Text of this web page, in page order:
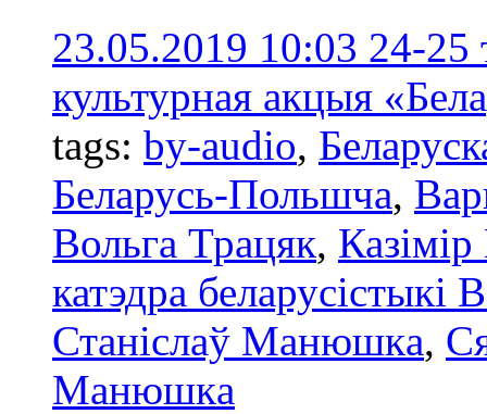
23.05.2019 10:03 24-25
культурная акцыя
tags: by-audio,
Беларусь-Польшча,
Вольга Трацяк,
катэдра беларусістыкі
Станіслаў Манюшкa,
Манюшкa